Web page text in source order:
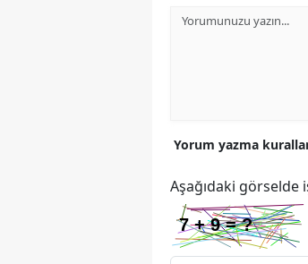
Yorum yazma
Aşağıdaki görselde